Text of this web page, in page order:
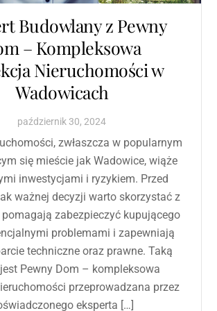
Budowlany z Pewny
– Kompleksowa
Nieruchomości w
Wadowicach
październik 30, 2024
zwłaszcza w popularnym
się mieście jak Wadowice, wiąże
inwestycjami i ryzykiem. Przed
ważnej decyzji warto skorzystać z
pomagają zabezpieczyć kupującego
problemami i zapewniają
techniczne oraz prawne. Taką
jest Pewny Dom – kompleksowa
przeprowadzana przez
eksperta […]